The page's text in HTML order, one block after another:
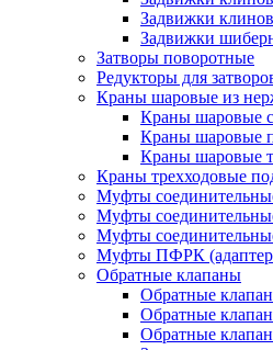
Задвижки
Задвижки
Затворы поворотные
Редукторы для
Краны шаровые из
Краны шаровые
Краны шаровые
Краны шаровые
Краны трехходовые
Муфты
Муфты
Муфты
Муфты ПФРК
Обратные клапаны
Обратные
Обратные
Обратные